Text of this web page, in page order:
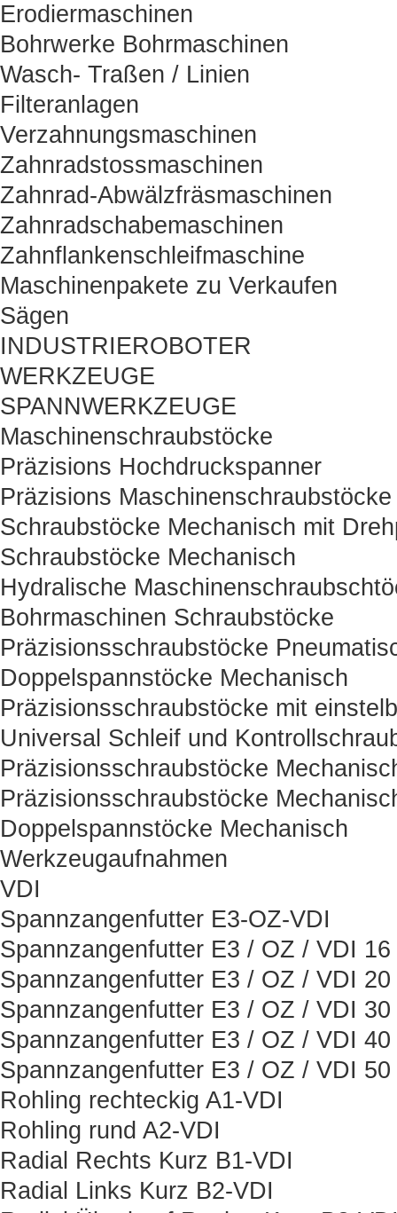
Erodiermaschinen
Bohrwerke Bohrmaschinen
Wasch- Traßen / Linien
Filteranlagen
Verzahnungsmaschinen
Zahnradstossmaschinen
Zahnrad-Abwälzfräsmaschinen
Zahnradschabemaschinen
Zahnflankenschleifmaschine
Maschinenpakete zu Verkaufen
Sägen
INDUSTRIEROBOTER
WERKZEUGE
SPANNWERKZEUGE
Maschinenschraubstöcke
Präzisions Hochdruckspanner
Präzisions Maschinenschraubstöcke
Schraubstöcke Mechanisch mit
Schraubstöcke Mechanisch
Hydralische
Bohrmaschinen Schraubstöcke
Präzisionsschraubstöcke
Doppelspannstöcke Mechanisch
Präzisionsschraubstöcke mit
Universal Schleif und
Präzisionsschraubstöcke
Präzisionsschraubstöcke
Doppelspannstöcke Mechanisch
Werkzeugaufnahmen
VDI
Spannzangenfutter E3-OZ-VDI
Spannzangenfutter E3 / OZ / VDI 16
Spannzangenfutter E3 / OZ / VDI 20
Spannzangenfutter E3 / OZ / VDI 30
Spannzangenfutter E3 / OZ / VDI 40
Spannzangenfutter E3 / OZ / VDI 50
Rohling rechteckig A1-VDI
Rohling rund A2-VDI
Radial Rechts Kurz B1-VDI
Radial Links Kurz B2-VDI